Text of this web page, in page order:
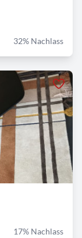
32% Nachlass
17% Nachlass